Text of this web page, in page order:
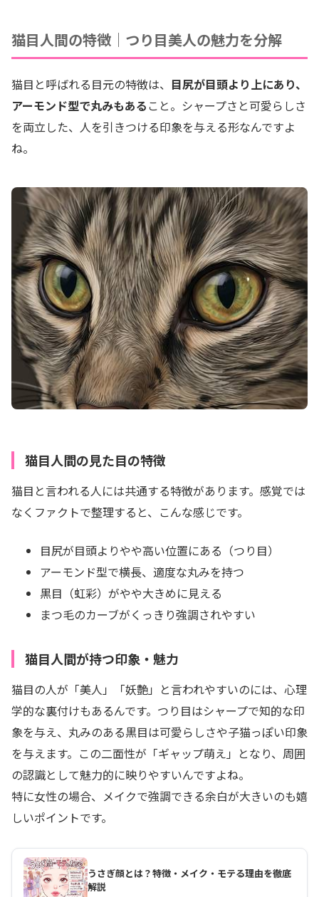
猫目人間の特徴｜つり目美人の魅力を分解
猫目と呼ばれる目元の特徴は、 目尻が目頭より上にあり、
アーモンド型で丸みもある こと。シャープさと可愛らしさ
を両立した、人を引きつける印象を与える形なんですよ
ね。
猫目人間の見た目の特徴
猫目と言われる人には共通する特徴があります。感覚では
なくファクトで整理すると、こんな感じです。
目尻が目頭よりやや高い位置にある（つり目）
アーモンド型で横長、適度な丸みを持つ
黒目（虹彩）がやや大きめに見える
まつ毛のカーブがくっきり強調されやすい
猫目人間が持つ印象・魅力
猫目の人が「美人」「妖艶」と言われやすいのには、心理
学的な裏付けもあるんです。つり目はシャープで知的な印
象を与え、丸みのある黒目は可愛らしさや子猫っぽい印象
を与えます。この二面性が「ギャップ萌え」となり、周囲
の認識として魅力的に映りやすいんですよね。
特に女性の場合、メイクで強調できる余白が大きいのも嬉
しいポイントです。
うさぎ顔とは？特徴・メイク・モテる理由を徹底
解説